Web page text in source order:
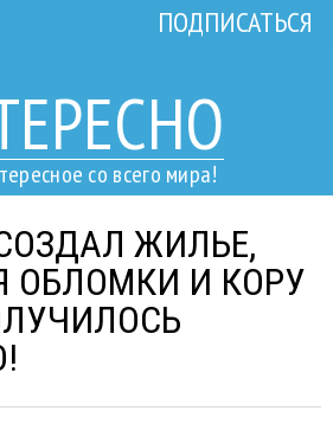
со всего мира!
ПОДПИСАТЬСЯ
ЖИЛЬЕ,
ОБЛОМКИ И КОРУ